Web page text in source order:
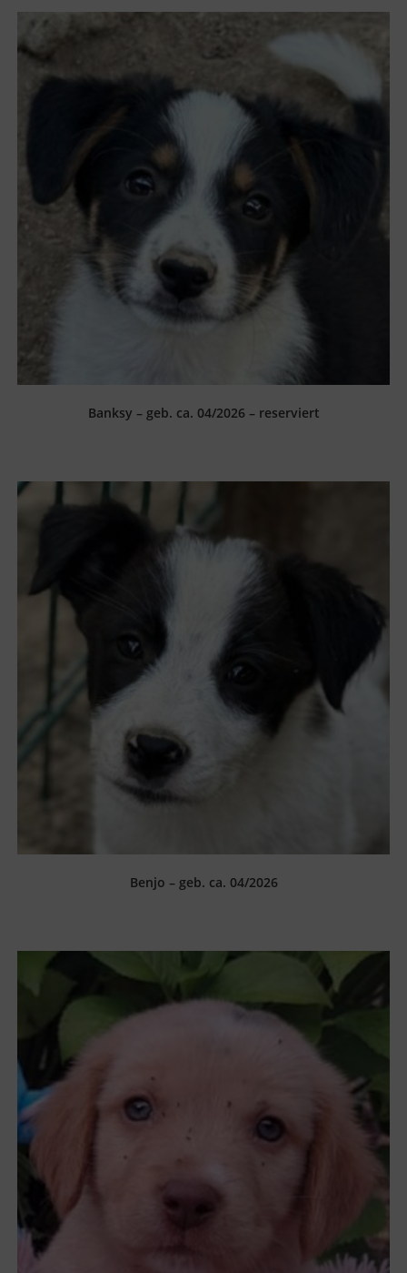
Banksy – geb. ca. 04/2026 – reserviert
Benjo – geb. ca. 04/2026